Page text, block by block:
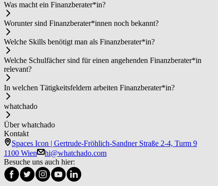
Was macht ein Fi­nanz­be­ra­ter*in?
Worunter sind Fi­nanz­be­ra­ter*in­nen noch bekannt?
Welche Skills benötigt man als Fi­nanz­be­ra­ter*in?
Welche Schulfächer sind für einen angehenden Fi­nanz­be­ra­ter*in
relevant?
In welchen Tätigkeitsfeldern arbeiten Fi­nanz­be­ra­ter*in?
whatchado
Über whatchado
Kontakt
Spaces Icon | Gertrude-Fröhlich-Sandner Straße 2-4, Turm 9
1100 Wien
hi@whatchado.com
Besuche uns auch hier: